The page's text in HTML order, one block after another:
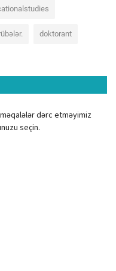
doktorant
dərc etməyimiz
seçin.